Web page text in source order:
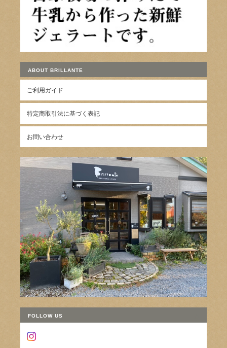
ABOUT BRILLANTE
ご利用ガイド
特定商取引法に基づく表記
お問い合わせ
FOLLOW US